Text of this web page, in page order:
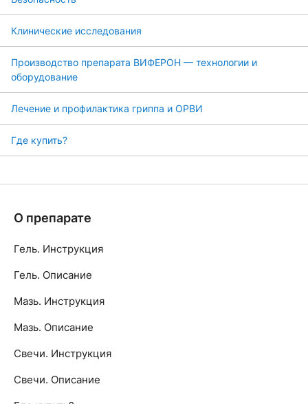
Клинические исследования
Производство препарата ВИФЕРОН — технологии и
оборудование
Лечение и профилактика гриппа и ОРВИ
Где купить?
О препарате
Гель. Инструкция
Гель. Описание
Мазь. Инструкция
Мазь. Описание
Свечи. Инструкция
Свечи. Описание